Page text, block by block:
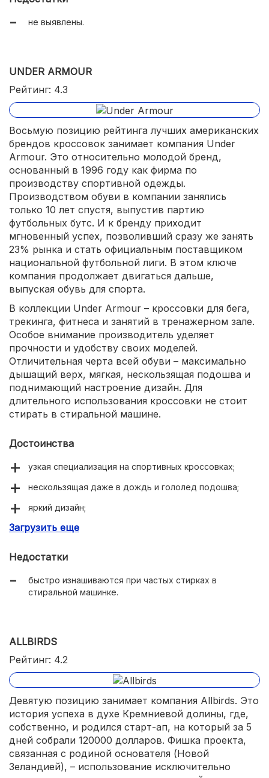
не выявлены.
UNDER ARMOUR
Рейтинг: 4.3
Восьмую позицию рейтинга лучших американских
брендов кроссовок занимает компания Under
Armour. Это относительно молодой бренд,
основанный в 1996 году как фирма по
производству спортивной одежды.
Производством обуви в компании занялись
только 10 лет спустя, выпустив партию
футбольных бутс. И к бренду приходит
мгновенный успех, позволивший сразу же занять
23% рынка и стать официальным поставщиком
национальной футбольной лиги. В этом ключе
компания продолжает двигаться дальше,
выпуская обувь для спорта.
В коллекции Under Armour – кроссовки для бега,
трекинга, фитнеса и занятий в тренажерном зале.
Особое внимание производитель уделяет
прочности и удобству своих моделей.
Отличительная черта всей обуви – максимально
дышащий верх, мягкая, нескользящая подошва и
поднимающий настроение дизайн. Для
длительного использования кроссовки не стоит
стирать в стиральной машине.
Достоинства
узкая специализация на спортивных кроссовках;
нескользящая даже в дождь и гололед подошва;
яркий дизайн;
адекватная цена.
Загрузить еще
Недостатки
быстро изнашиваются при частых стирках в
стиральной машинке.
ALLBIRDS
Рейтинг: 4.2
Девятую позицию занимает компания Allbirds. Это
история успеха в духе Кремниевой долины, где,
собственно, и родился старт-ап, на который за 5
дней собрали 120000 долларов. Фишка проекта,
связанная с родиной основателя (Новой
Зеландией), – использование исключительно